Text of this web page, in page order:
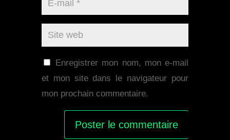
Enregistrer mon nom, mon e-mail
et mon site dans le navigateur pour
mon prochain commentaire.